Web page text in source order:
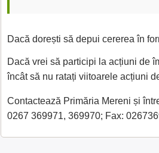
Dacă dorești să depui cererea în
Dacă vrei să participi la acțiuni de
încât să nu ratați viitoarele acțiuni
Contactează Primăria Mereni și
0267 369971, 369970; Fax: